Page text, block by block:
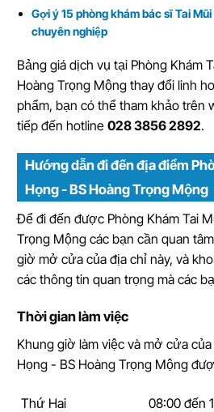
Gợi ý 15 phòng khám bác sĩ Tai
chuyên nghiệp
Bảng giá dịch vụ tại Phòng Khám
Hoàng Trọng Mộng thay đổi linh
phẩm, bạn có thể tham khảo trên
tiếp đến hotline 028 3856 2892.
Hướng dẫn đi đến địa điểm
Họng - BS Hoàng Trọng Mộng
Để đi đến được Phòng Khám Tai
Trọng Mộng các bạn cần quan
giờ mở cửa của địa chỉ này, và
các thông tin quan trọng mà các
Thời gian làm việc
Khung giờ làm việc và mở cửa
Họng - BS Hoàng Trọng Mộng
Thứ Hai
08:00 đến